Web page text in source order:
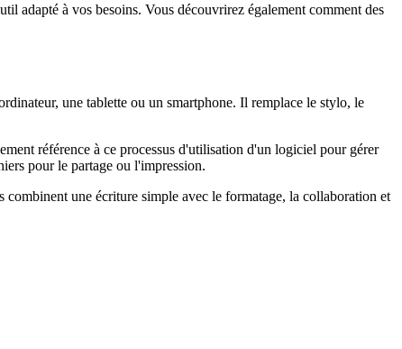
adapté à vos besoins. Vous découvrirez également comment des
une tablette ou un smartphone. Il remplace le stylo, le
référence à ce processus d'utilisation d'un logiciel pour gérer
pour le partage ou l'impression.
une écriture simple avec le formatage, la collaboration et